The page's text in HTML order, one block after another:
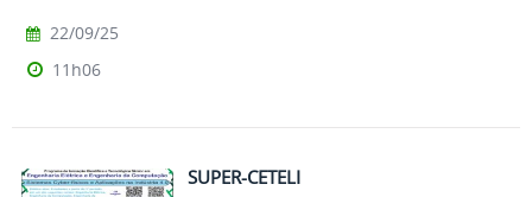
22/09/25
11h06
SUPER-CETELI